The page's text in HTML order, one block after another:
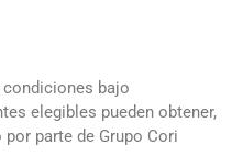
bajo
elegibles pueden obtener,
parte de Grupo Cori